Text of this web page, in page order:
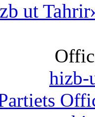
ut
hizb-